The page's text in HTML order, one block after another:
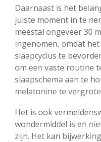
Daarnaast is het
juiste moment in te
meestal ongeveer 30
ingenomen, omdat
slaapcyclus te
om een vaste routine
slaapschema aan te
melatonine te
Het is ook
wondermiddel is en
zijn. Het kan